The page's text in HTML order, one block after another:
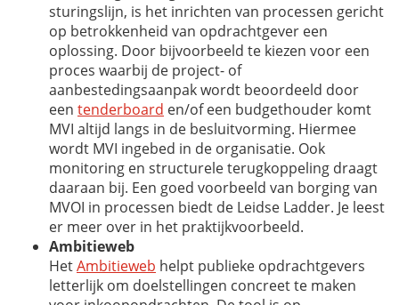
sturingslijn, is het inrichten van processen gericht
op betrokkenheid van opdrachtgever een
oplossing. Door bijvoorbeeld te kiezen voor een
proces waarbij de project- of
aanbestedingsaanpak wordt beoordeeld door
een tenderboard en/of een budgethouder komt
MVI altijd langs in de besluitvorming. Hiermee
wordt MVI ingebed in de organisatie. Ook
monitoring en structurele terugkoppeling draagt
daaraan bij. Een goed voorbeeld van borging van
MVOI in processen biedt de Leidse Ladder. Je leest
er meer over in het praktijkvoorbeeld.
Ambitieweb
HetAmbitieweb helpt publieke opdrachtgevers
letterlijk om doelstellingen concreet te maken